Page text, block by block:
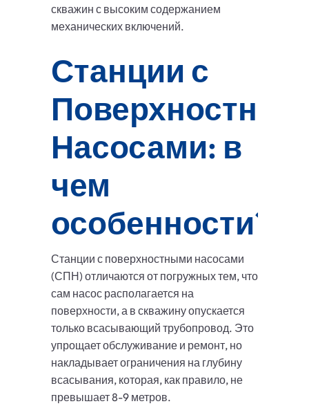
скважин с высоким содержанием
механических включений.
Станции с
Насосами: в
чем
особенности?
Станции с поверхностными насосами
(СПН) отличаются от погружных тем, что
сам насос располагается на
поверхности, а в скважину опускается
только всасывающий трубопровод. Это
упрощает обслуживание и ремонт, но
накладывает ограничения на глубину
всасывания, которая, как правило, не
превышает 8-9 метров.